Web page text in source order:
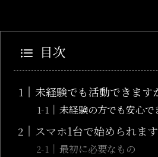
目次
未経験でも活動できます
未経験の方でも安心で
スマホ1台で始められま
最初に必要なもの